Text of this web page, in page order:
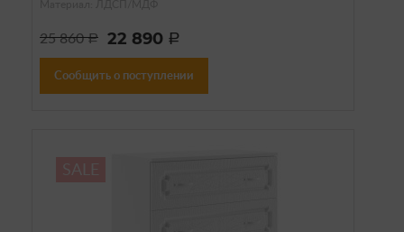
25 860a 22 890 a
Сообщить о поступлении